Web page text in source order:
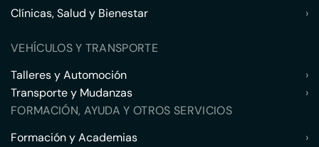
Clínicas, Salud y Bienestar
›
VEHÍCULOS Y TRANSPORTE
Talleres y Automoción
›
Transporte y Mudanzas
›
FORMACIÓN, AYUDA Y OTROS SERVICIOS
Formación y Academias
›